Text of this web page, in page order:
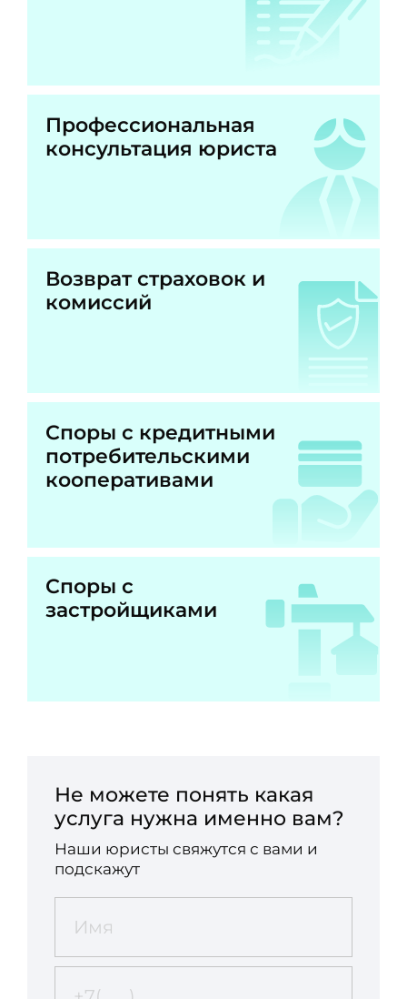
Профессиональная
консультация юриста
Возврат страховок и
комиссий
Споры с кредитными
потребительскими
кооперативами
Споры с
застройщиками
Не можете понять какая
услуга нужна именно вам?
Наши юристы свяжутся с вами и
подскажут